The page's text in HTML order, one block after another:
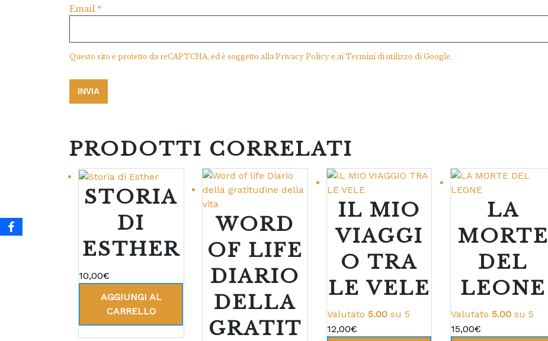
Email *
Questo sito è protetto da reCAPTCHA, ed è soggetto alla Privacy Policy e ai Termini di utilizzo di Google.
PRODOTTI CORRELATI
STORIA
DI
ESTHER
10,00€
AGGIUNGI AL
CARRELLO
WORD
OF LIFE
DIARIO
DELLA
GRATIT
IL MIO
VIAGGI
O TRA
LE VELE
Valutato 5.00su 5
12,00€
LA
MORTE
DEL
LEONE
Valutato 5.00 su 5
15,00€